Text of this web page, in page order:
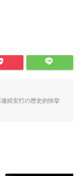
続安打の歴史的快挙